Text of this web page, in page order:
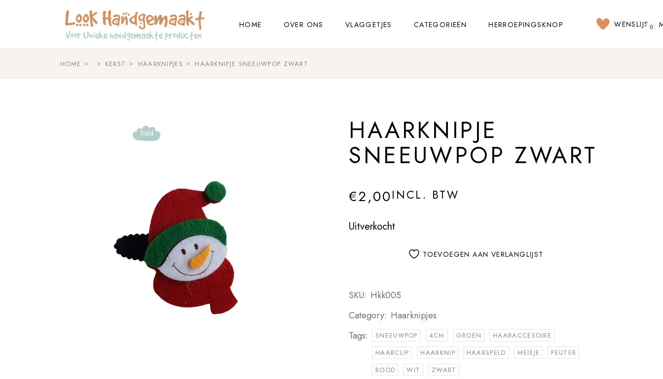
HOME OVER ONS VLAGGETJES CATEGORIEËN HERROEPINGSKNOP WENSLIJST
0
HOME KERST HAARKNIPJES HAARKNIPJE SNEEUWPOP ZWART
Sold HAARKNIPJE
SNEEUWPOP ZWART
€2,00INCL. BTW
Uitverkocht
TOEVOEGEN AAN VERLANGLIJST
SKU: Hkk005
Category: Haarknipjes
Tags:
SNEEUWPOP 4CM GROEN
HAARACCESOIRE
HAARCLIP
HAARKNIP HAARSPELD MEISJE
PEUTER
ROOD
WIT ZWART